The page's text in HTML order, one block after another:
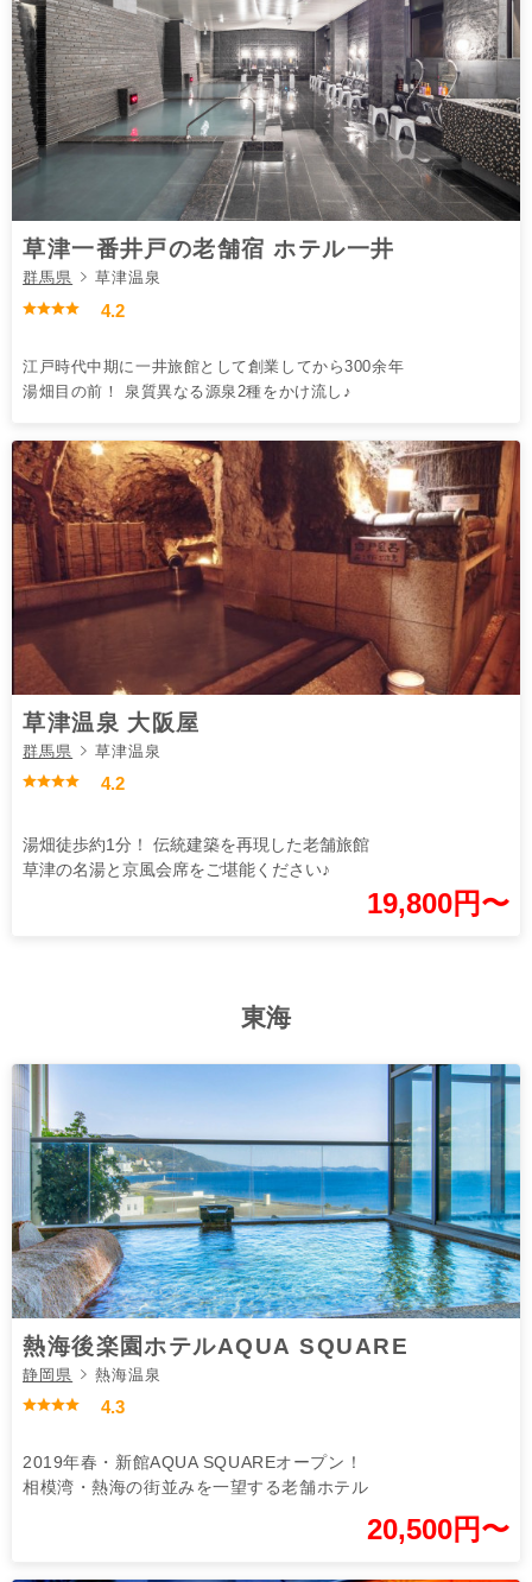
草津一番井戸の老舗宿 ホテル一井
群馬県 草津温泉
4.2
江戸時代中期に一井旅館として創業してから300余年
湯畑目の前！ 泉質異なる源泉2種をかけ流し♪
草津温泉 大阪屋
群馬県 草津温泉
4.2
湯畑徒歩約1分！ 伝統建築を再現した老舗旅館
草津の名湯と京風会席をご堪能ください♪
19,800円〜
東海
熱海後楽園ホテルAQUA SQUARE
静岡県 熱海温泉
4.3
2019年春・新館AQUA SQUAREオープン！
相模湾・熱海の街並みを一望する老舗ホテル
20,500円〜